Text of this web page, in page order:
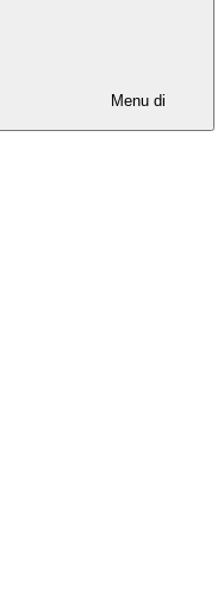
Menu di